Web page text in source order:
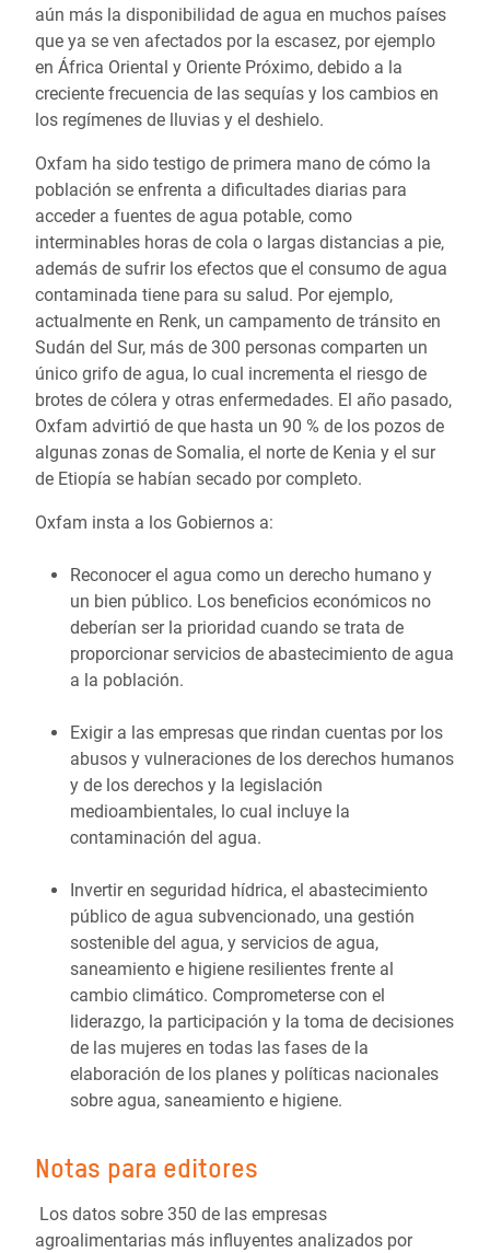
aún más la disponibilidad de agua en muchos países
que ya se ven afectados por la escasez, por ejemplo
en África Oriental y Oriente Próximo, debido a la
creciente frecuencia de las sequías y los cambios en
los regímenes de lluvias y el deshielo.
Oxfam ha sido testigo de primera mano de cómo la
población se enfrenta a dificultades diarias para
acceder a fuentes de agua potable, como
interminables horas de cola o largas distancias a pie,
además de sufrir los efectos que el consumo de agua
contaminada tiene para su salud. Por ejemplo,
actualmente en Renk, un campamento de tránsito en
Sudán del Sur, más de 300 personas comparten un
único grifo de agua, lo cual incrementa el riesgo de
brotes de cólera y otras enfermedades. El año pasado,
Oxfam advirtió de que hasta un 90 % de los pozos de
algunas zonas de Somalia, el norte de Kenia y el sur
de Etiopía se habían secado por completo.
Oxfam insta a los Gobiernos a:
Reconocer el agua como un derecho humano y
un bien público. Los beneficios económicos no
deberían ser la prioridad cuando se trata de
proporcionar servicios de abastecimiento de agua
a la población.
Exigir a las empresas que rindan cuentas por los
abusos y vulneraciones de los derechos humanos
y de los derechos y la legislación
medioambientales, lo cual incluye la
contaminación del agua.
Invertir en seguridad hídrica, el abastecimiento
público de agua subvencionado, una gestión
sostenible del agua, y servicios de agua,
saneamiento e higiene resilientes frente al
cambio climático. Comprometerse con el
liderazgo, la participación y la toma de decisiones
de las mujeres en todas las fases de la
elaboración de los planes y políticas nacionales
sobre agua, saneamiento e higiene.
Notas para editores
Los datos sobre 350 de las empresas
agroalimentarias más influyentes analizados por